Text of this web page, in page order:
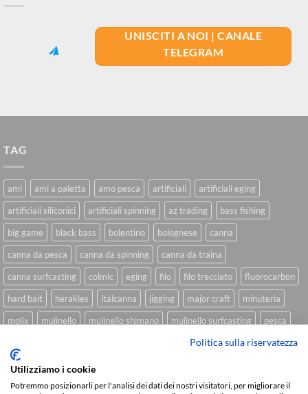
UNISCITI A NOI | CANALE
TELEGRAM
TAG
ami ami a paletta amo pesca artificiali
artificiali eging
artificiali siliconici
artificiali spinning az trading
bass fishing
big game
black bass bolentino bolognese
canna
canna da pesca
canna da spinning
canna da traina
canna surfcasting
colmic eging filo filo trecciato
fluorocarbon
hard bait
herakles italcanna jigging major craft
minuteria
molix
mulinello mulinello shimano mulinello surfcasting
pesca
softbait yamamoto
spinning
spinning inshore
surfcasting
Politica sulla riservatezza
Utilizziamo i cookie
Potremmo posizionarli per l'analisi dei dati dei nostri visitatori, per migliorare il